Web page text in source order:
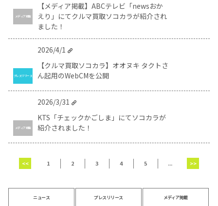
メディア掲載
【メディア掲載】ABCテレビ「newsおか
えり」にてクルマ買取ソコカラが紹介され
ました！
プレスリリース
2026/4/1
【クルマ買取ソコカラ】オオヌキ タクトさ
ん起用のWebCMを公開
メディア掲載
2026/3/31
KTS「チェックかごしま」にてソコカラが
紹介されました！
<< 1 2 3 4 5 ... >>
ニュース プレスリリース メディア掲載